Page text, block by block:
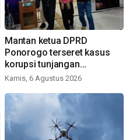
Mantan ketua DPRD
Ponorogo terseret kasus
korupsi tunjangan
perumahan
Kamis, 6 Agustus 2026